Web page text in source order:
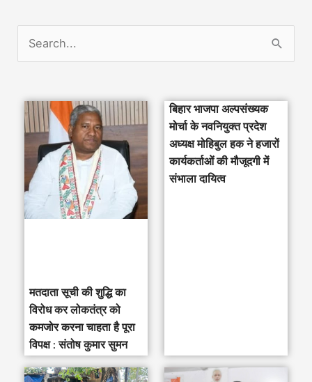
मतदाता सूची की शुद्धि का
विरोध कर लोकतंत्र को
कमजोर करना चाहता है पूरा
विपक्ष : संतोष कुमार सुमन
बिहार भाजपा अल्पसंख्यक
मोर्चा के नवनियुक्त प्रदेश
अध्यक्ष मोहिबुल हक ने हजारों
कार्यकर्ताओं की मौजूदगी में
संभाला दायित्व